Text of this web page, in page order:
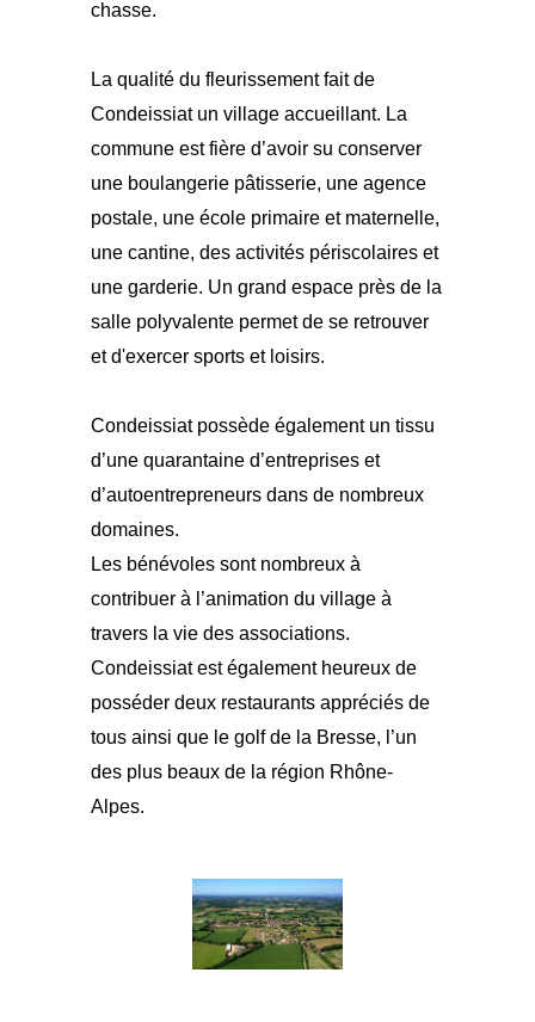
chasse.
La qualité du fleurissement fait de
Condeissiat un village accueillant. La
commune est fière d’avoir su conserver
une boulangerie pâtisserie, une agence
postale, une école primaire et maternelle,
une cantine, des activités périscolaires et
une garderie. Un grand espace près de la
salle polyvalente permet de se retrouver
et d'exercer sports et loisirs.
Condeissiat possède également un tissu
d’une quarantaine d’entreprises et
d’autoentrepreneurs dans de nombreux
domaines.
Les bénévoles sont nombreux à
contribuer à l’animation du village à
travers la vie des associations.
Condeissiat est également heureux de
posséder deux restaurants appréciés de
tous ainsi que le golf de la Bresse, l’un
des plus beaux de la région Rhône-
Alpes.